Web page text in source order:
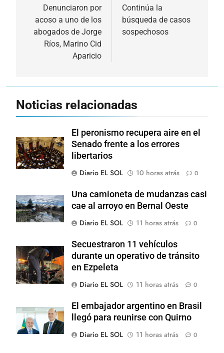
entradas
Denunciaron por
acoso a uno de los
abogados de Jorge
Ríos, Marino Cid
Aparicio
Continúa la
búsqueda de casos
sospechosos
Noticias relacionadas
El peronismo recupera aire en el
Senado frente a los errores
libertarios
Diario EL SOL
10 horas atrás 0
Una camioneta de mudanzas casi
cae al arroyo en Bernal Oeste
Diario EL SOL
11 horas atrás 0
Secuestraron 11 vehículos
durante un operativo de tránsito
en Ezpeleta
Diario EL SOL
11 horas atrás 0
El embajador argentino en Brasil
llegó para reunirse con Quirno
Diario EL SOL
11 horas atrás 0